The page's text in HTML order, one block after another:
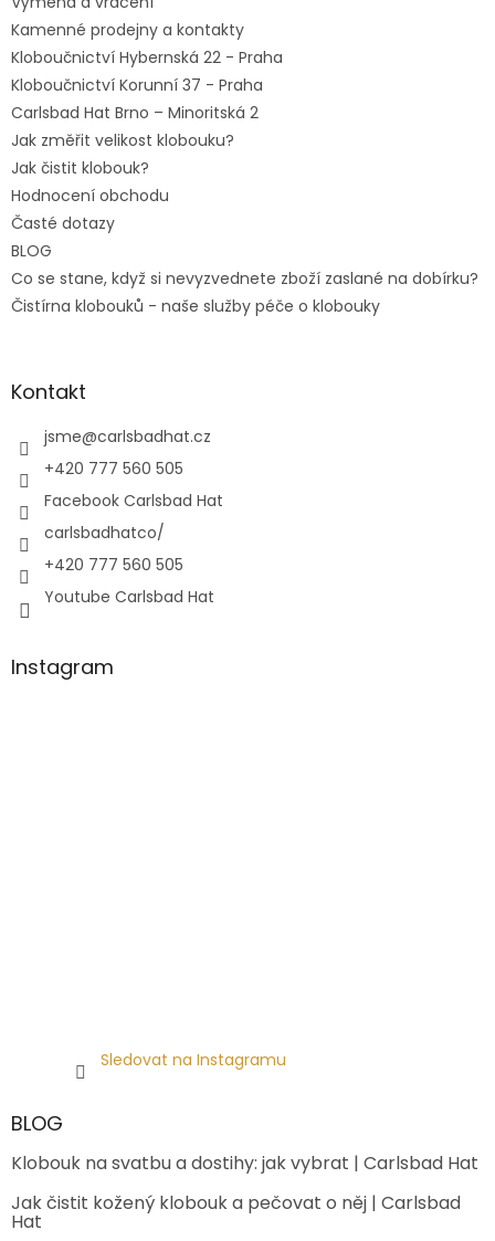
Kamenné prodejny a kontakty
Kloboučnictví Hybernská 22 - Praha
Kloboučnictví Korunní 37 - Praha
Carlsbad Hat Brno – Minoritská 2
Jak změřit velikost klobouku?
Jak čistit klobouk?
Hodnocení obchodu
Časté dotazy
BLOG
Co se stane, když si nevyzvednete zboží zaslané na dobírku?
Čistírna klobouků - naše služby péče o klobouky
Kontakt
jsme@carlsbadhat.cz
+420 777 560 505
Facebook Carlsbad Hat
carlsbadhatco/
+420 777 560 505
Youtube Carlsbad Hat
Instagram
Sledovat na Instagramu
BLOG
Klobouk na svatbu a dostihy: jak vybrat | Carlsbad Hat
Jak čistit kožený klobouk a pečovat o něj | Carlsbad
Hat